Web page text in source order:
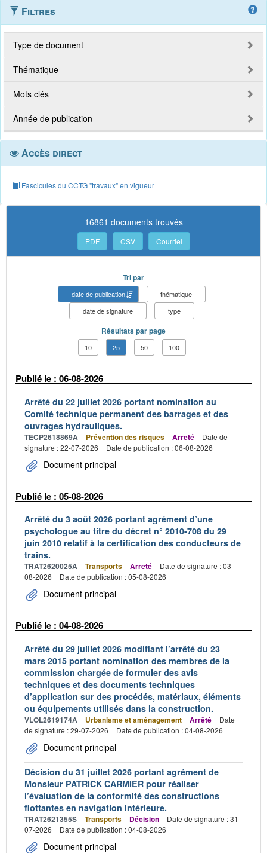
Filtres
Type de document
Thématique
Mots clés
Année de publication
Accès direct
Fascicules du CCTG "travaux" en vigueur
16861 documents trouvés
PDF CSV Courriel
Tri par
date de publication
thématique
date de signature
type
Résultats par page
10 25 50 100
Publié le : 06-08-2026
Arrêté du 22 juillet 2026 portant nomination au
Comité technique permanent des barrages et des
ouvrages hydrauliques.
TECP2618869A Prévention des risques Arrêté
Date de
signature : 22-07-2026
Date de publication : 06-08-2026
Document principal
Publié le : 05-08-2026
Arrêté du 3 août 2026 portant agrément d’une
psychologue au titre du décret n° 2010-708 du 29
juin 2010 relatif à la certification des conducteurs de
trains.
TRAT2620025A Transports Arrêté
Date de signature : 03-
08-2026
Date de publication : 05-08-2026
Document principal
Publié le : 04-08-2026
Arrêté du 29 juillet 2026 modifiant l’arrêté du 23
mars 2015 portant nomination des membres de la
commission chargée de formuler des avis
techniques et des documents techniques
d’application sur des procédés, matériaux, éléments
ou équipements utilisés dans la construction.
VLOL2619174A Urbanisme et aménagement Arrêté
Date
de signature : 29-07-2026
Date de publication : 04-08-2026
Document principal
Décision du 31 juillet 2026 portant agrément de
Monsieur PATRICK CARMIER pour réaliser
l’évaluation de la conformité des constructions
flottantes en navigation intérieure.
TRAT2621355S Transports Décision
Date de signature : 31-
07-2026
Date de publication : 04-08-2026
Document principal